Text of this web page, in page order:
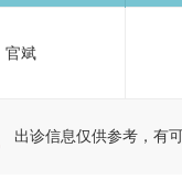
官斌
出诊信息仅供参考，有